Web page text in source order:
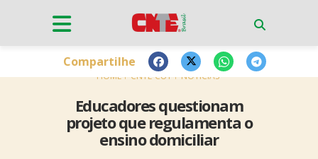
HOME CNTE-CUT NOTÍCIAS
Educadores questionam
projeto que regulamenta o
ensino domiciliar
Compartilhe